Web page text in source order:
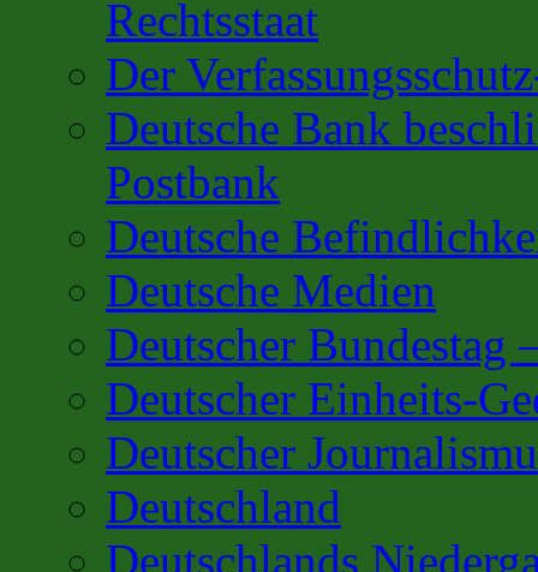
Rechtsstaat
Der
Deutsche Bank
Postbank
Deutsche
Deutsche Medien
Deutscher Bundestag
Deutscher Einheits-
Deutscher
Deutschland
Deutschlands